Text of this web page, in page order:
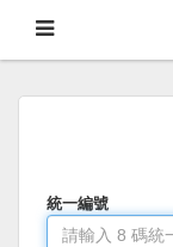
統一編號